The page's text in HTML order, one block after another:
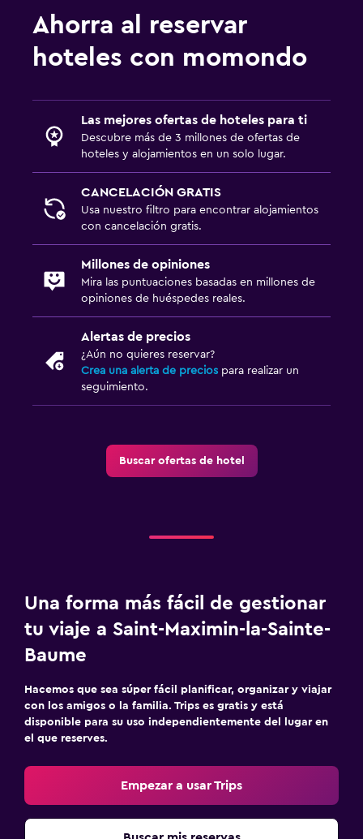
Ahorra al reservar
hoteles con momondo
Las mejores ofertas de hoteles para ti
Descubre más de 3 millones de ofertas de
hoteles y alojamientos en un solo lugar.
CANCELACIÓN GRATIS
Usa nuestro filtro para encontrar alojamientos
con cancelación gratis.
Millones de opiniones
Mira las puntuaciones basadas en millones de
opiniones de huéspedes reales.
Alertas de precios
¿Aún no quieres reservar?
Crea una alerta de precios para realizar un
seguimiento.
Buscar ofertas de hotel
Una forma más fácil de gestionar
tu viaje a Saint-Maximin-la-Sainte-
Baume
Hacemos que sea súper fácil planificar, organizar y viajar
con los amigos o la familia. Trips es gratis y está
disponible para su uso independientemente del lugar en
el que reserves.
Empezar a usar Trips